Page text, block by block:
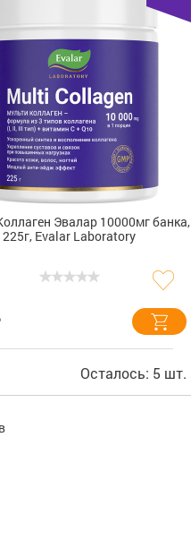
Эвалар 10000мг банка,
225г, Evalar Laboratory
Осталось: 5 шт.